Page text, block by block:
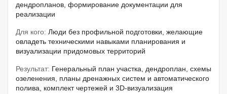
дендропланов, формирование документации для
реализации
Для кого: Люди без профильной подготовки, желающие
овладеть техническими навыками планирования и
визуализации придомовых территорий
Результат: Генеральный план участка, дендроплан, схемы
озеленения, планы дренажных систем и автоматического
полива, комплект чертежей и 3D-визуализация